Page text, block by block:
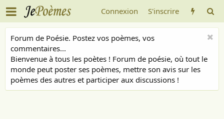
Connexion S'inscrire
Forum de Poésie. Postez vos poèmes, vos
commentaires...
Bienvenue à tous les poètes ! Forum de poésie, où tout le
monde peut poster ses poèmes, mettre son avis sur les
poèmes des autres et participer aux discussions !